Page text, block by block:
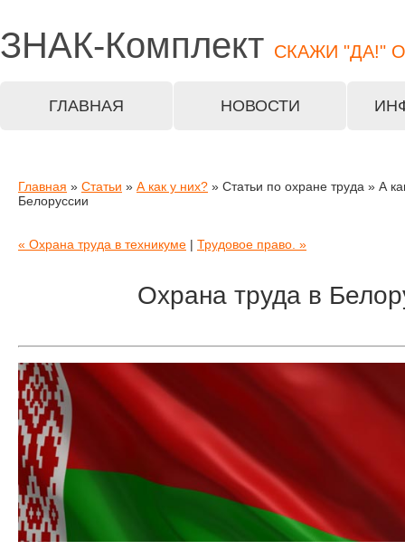
ЗНАК-Комплект СКАЖИ "ДА!"
ГЛАВНАЯ НОВОСТИ
Главная » Статьи » А как у них? » Статьи по охране труда » А
Белоруссии
« Охрана труда в техникуме | Трудовое право. »
Охрана труда в